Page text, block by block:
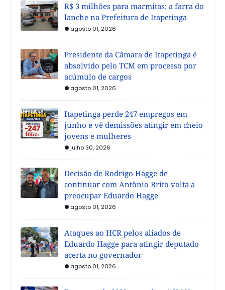
R$ 3 milhões para marmitas: a farra do
lanche na Prefeitura de Itapetinga
agosto 01, 2026
Presidente da Câmara de Itapetinga é
absolvido pelo TCM em processo por
acúmulo de cargos
agosto 01, 2026
Itapetinga perde 247 empregos em
junho e vê demissões atingir em cheio
jovens e mulheres
julho 30, 2026
Decisão de Rodrigo Hagge de
continuar com Antônio Brito volta a
preocupar Eduardo Hagge
agosto 01, 2026
Ataques ao HCR pelos aliados de
Eduardo Hagge para atingir deputado
acerta no governador
agosto 01, 2026